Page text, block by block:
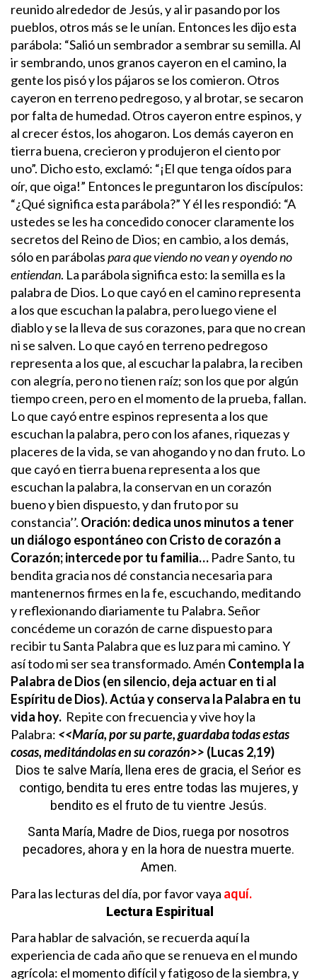
reunido alrededor de Jesús, y al ir pasando por los
pueblos, otros más se le unían. Entonces les dijo esta
parábola: “Salió un sembrador a sembrar su semilla. Al
ir sembrando, unos granos cayeron en el camino, la
gente los pisó y los pájaros se los comieron. Otros
cayeron en terreno pedregoso, y al brotar, se secaron
por falta de humedad. Otros cayeron entre espinos, y
al crecer éstos, los ahogaron. Los demás cayeron en
tierra buena, crecieron y produjeron el ciento por
uno”. Dicho esto, exclamó: “¡El que tenga oídos para
oír, que oiga!” Entonces le preguntaron los discípulos:
“¿Qué significa esta parábola?” Y él les respondió: “A
ustedes se les ha concedido conocer claramente los
secretos del Reino de Dios; en cambio, a los demás,
sólo en parábolaspara que viendo no vean y oyendo no
entiendan. La parábola significa esto: la semilla es la
palabra de Dios. Lo que cayó en el camino representa
a los que escuchan la palabra, pero luego viene el
diablo y se la lleva de sus corazones, para que no crean
ni se salven. Lo que cayó en terreno pedregoso
representa a los que, al escuchar la palabra, la reciben
con alegría, pero no tienen raíz; son los que por algún
tiempo creen, pero en el momento de la prueba, fallan.
Lo que cayó entre espinos representa a los que
escuchan la palabra, pero con los afanes, riquezas y
placeres de la vida, se van ahogando y no dan fruto. Lo
que cayó en tierra buena representa a los que
escuchan la palabra, la conservan en un corazón
bueno y bien dispuesto, y dan fruto por su
constancia’’. Oración: dedica unos minutos a tener
un diálogo espontáneo con Cristo de corazón a
Corazón; intercede por tu familia… Padre Santo, tu
bendita gracia nos dé constancia necesaria para
mantenernos firmes en la fe, escuchando, meditando
y reflexionando diariamente tu Palabra.Señor
concédeme un corazón de carne dispuesto para
recibir tu Santa Palabra que es luz para mi camino. Y
así todo mi ser sea transformado. Amén Contempla la
Palabra de Dios (en silencio, deja actuar en ti al
Espíritu de Dios). Actúa y conserva la Palabra en tu
vida hoy. Repite con frecuencia y vive hoy la
Palabra: <<María, por su parte, guardaba todas estas
cosas, meditándolas en su corazón>> (Lucas 2,19)
Dios te salve María, llena eres de gracia, el Seńor es
contigo, bendita tu eres entre todas las mujeres, y
bendito es el fruto de tu vientre Jesús.
Santa María, Madre de Dios, ruega por nosotros
pecadores, ahora y en la hora de nuestra muerte.
Amen.
Para las lecturas del día, por favor vaya aquí.
Lectura Espiritual
Para hablar de salvación, se recuerda aquí la
experiencia de cada año que se renueva en el mundo
agrícola: el momento difícil y fatigoso de la siembra, y